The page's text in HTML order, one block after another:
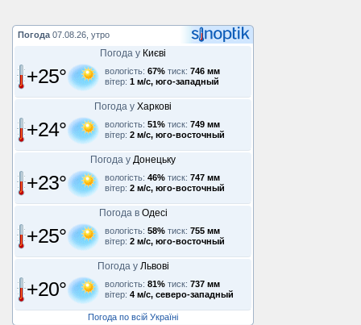
Погода 07.08.26, утро
Погода у Києві
+25° вологість: 67% тиск: 746 мм
вітер: 1 м/с, юго-западный
Погода у Харкові
+24° вологість: 51% тиск: 749 мм
вітер: 2 м/с, юго-восточный
Погода у Донецьку
+23° вологість: 46% тиск: 747 мм
вітер: 2 м/с, юго-восточный
Погода в Одесі
+25° вологість: 58% тиск: 755 мм
вітер: 2 м/с, юго-восточный
Погода у Львові
+20° вологість: 81% тиск: 737 мм
вітер: 4 м/с, северо-западный
Погода по всій Україні